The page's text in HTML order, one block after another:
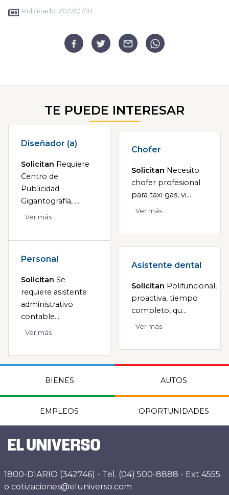
Publicado: 2022/07/18
TE PUEDE INTERESAR
Diseñador (a)
Solicitan Requiere
Centro de
Publicidad
Gigantografía, ...
Ver más
Chofer
Solicitan Necesito
chofer profesional
para taxi gas, vi...
Ver más
Personal
Solicitan Se
requiere asistente
administrativo
contable...
Ver más
Asistente dental
Solicitan Polifuncional,
proactiva, tiempo
completo, qu...
Ver más
BIENES AUTOS
EMPLEOS OPORTUNIDADES
1800-DIARIO (342746) - Tel. (04) 500-8888 - Ext 4555
o cotizaciones@eluniverso.com